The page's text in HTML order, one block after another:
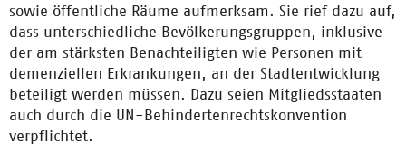
sowie öffentliche Räume aufmerksam. Sie rief dazu auf,
dass unterschiedliche Bevölkerungsgruppen, inklusive
der am stärksten Benachteiligten wie Personen mit
demenziellen Erkrankungen, an der Stadtentwicklung
beteiligt werden müssen. Dazu seien Mitgliedsstaaten
auch durch die UN-Behindertenrechtskonvention
verpflichtet.